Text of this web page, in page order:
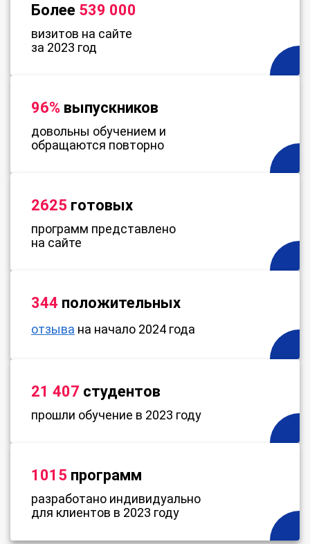
Более 539 000
визитов на сайте
за 2023 год
96% выпускников
довольны обучением и
обращаются повторно
2625 готовых
программ представлено
на сайте
344 положительных
отзыва на начало 2024 года
21 407 студентов
прошли обучение в 2023 году
1015 программ
разработано индивидуально
для клиентов в 2023 году